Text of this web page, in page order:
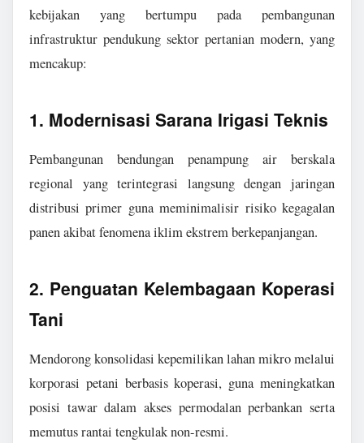
kebijakan yang bertumpu pada pembangunan
infrastruktur pendukung sektor pertanian modern, yang
mencakup:
1. Modernisasi Sarana Irigasi Teknis
Pembangunan bendungan penampung air berskala
regional yang terintegrasi langsung dengan jaringan
distribusi primer guna meminimalisir risiko kegagalan
panen akibat fenomena iklim ekstrem berkepanjangan.
2. Penguatan Kelembagaan Koperasi
Tani
Mendorong konsolidasi kepemilikan lahan mikro melalui
korporasi petani berbasis koperasi, guna meningkatkan
posisi tawar dalam akses permodalan perbankan serta
memutus rantai tengkulak non-resmi.